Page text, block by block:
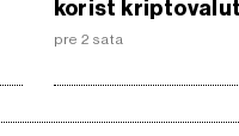
korist
pre 2 sata